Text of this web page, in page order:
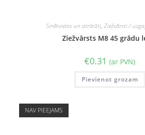
Smērvielas un atribūti, Ziežvārsti /
Ziežvārsts M8 45 grādu
€0.31 (ar PVN)
Pievienot grozam
NAV PIEEJAMS